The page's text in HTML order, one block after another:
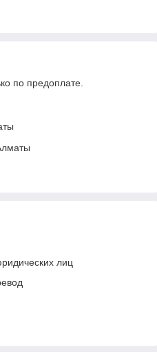
по предоплате.
лиц